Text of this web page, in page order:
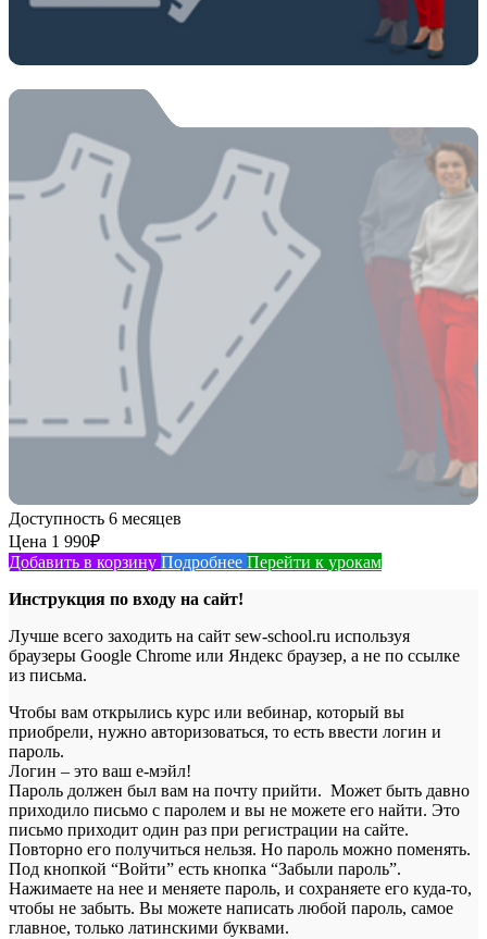
Доступность 6 месяцев
Цена 1 990₽
Добавить в корзину Подробнее Перейти к урокам
Инструкция по входу на сайт!
Лучше всего заходить на сайт sew-school.ru используя
браузеры Google Chrome или Яндекс браузер, а не по ссылке
из письма.
Чтобы вам открылись курс или вебинар, который вы
приобрели, нужно авторизоваться, то есть ввести логин и
пароль.
Логин – это ваш е-мэйл!
Пароль должен был вам на почту прийти. Может быть давно
приходило письмо с паролем и вы не можете его найти. Это
письмо приходит один раз при регистрации на сайте.
Повторно его получиться нельзя. Но пароль можно поменять.
Под кнопкой “Войти” есть кнопка “Забыли пароль”.
Нажимаете на нее и меняете пароль, и сохраняете его куда-то,
чтобы не забыть. Вы можете написать любой пароль, самое
главное, только латинскими буквами.